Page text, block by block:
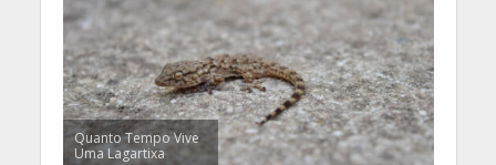
Quanto Tempo Vive
Uma Lagartixa